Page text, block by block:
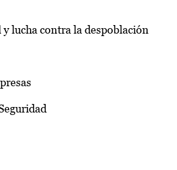
lucha contra la despoblación